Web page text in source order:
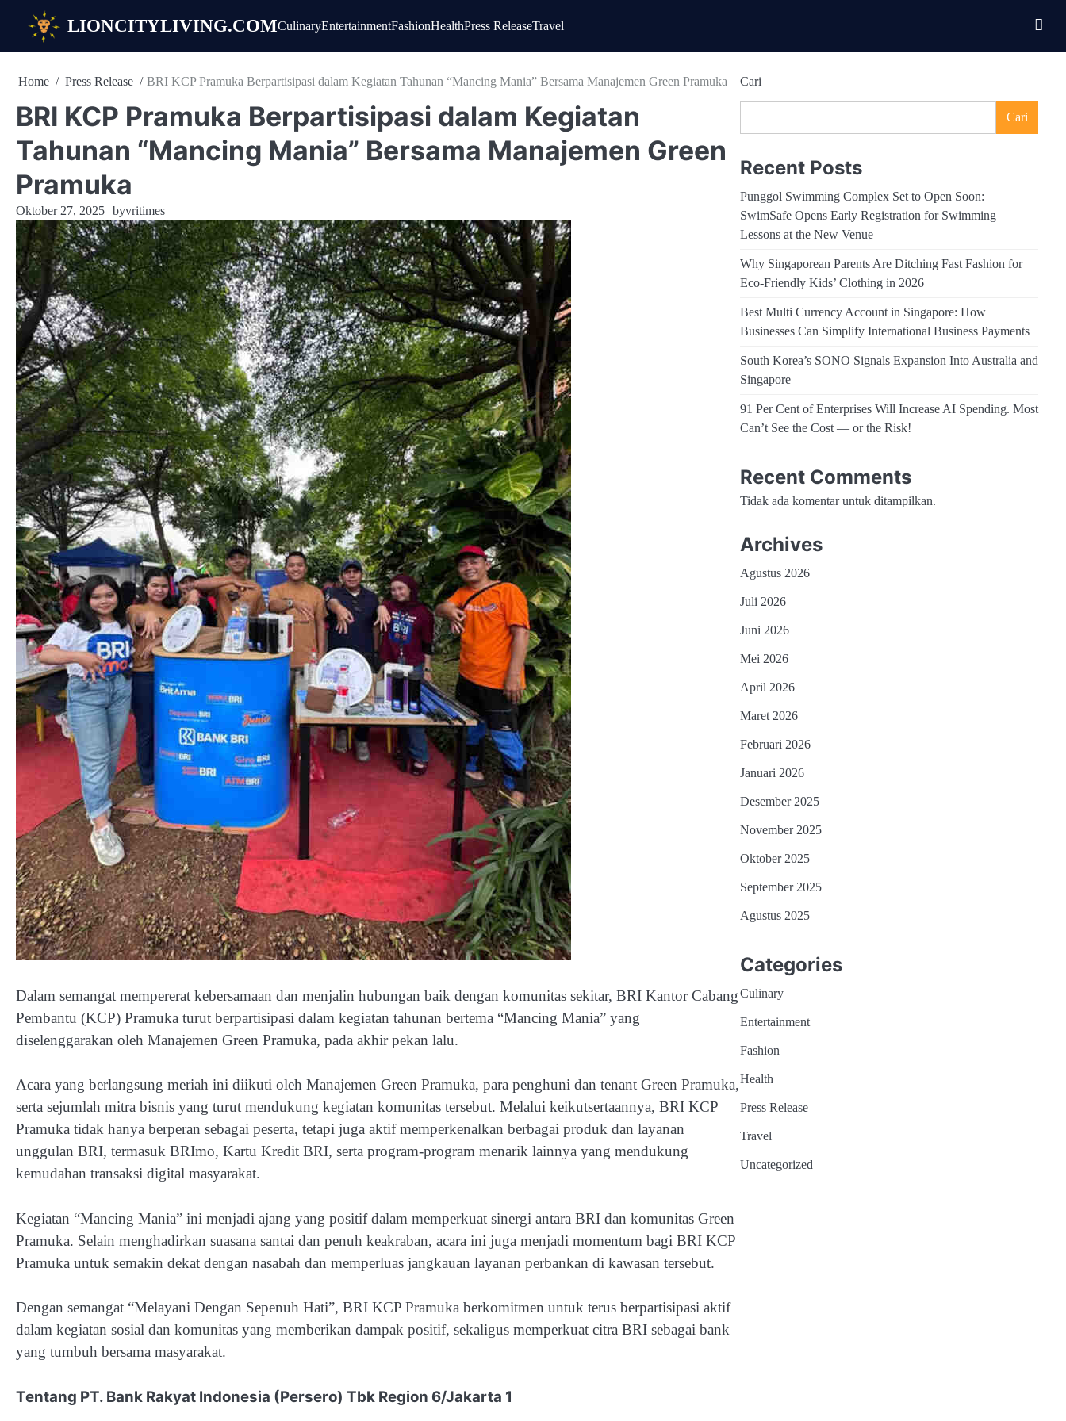
LIONCITYLIVING.COMCulinaryEntertainmentFashionHealthPress ReleaseTravel
Home Press Release BRI KCP Pramuka Berpartisipasi dalam Kegiatan Tahunan “Mancing Mania” Bersama Manajemen Green Pramuka
BRI KCP Pramuka Berpartisipasi dalam Kegiatan
Tahunan “Mancing Mania” Bersama Manajemen Green
Pramuka
Oktober 27, 2025 byvritimes
Dalam semangat mempererat kebersamaan dan menjalin hubungan baik dengan komunitas sekitar, BRI Kantor Cabang
Pembantu (KCP) Pramuka turut berpartisipasi dalam kegiatan tahunan bertema “Mancing Mania” yang
diselenggarakan oleh Manajemen Green Pramuka, pada akhir pekan lalu.
Acara yang berlangsung meriah ini diikuti oleh Manajemen Green Pramuka, para penghuni dan tenant Green Pramuka,
serta sejumlah mitra bisnis yang turut mendukung kegiatan komunitas tersebut. Melalui keikutsertaannya, BRI KCP
Pramuka tidak hanya berperan sebagai peserta, tetapi juga aktif memperkenalkan berbagai produk dan layanan
unggulan BRI, termasuk BRImo, Kartu Kredit BRI, serta program-program menarik lainnya yang mendukung
kemudahan transaksi digital masyarakat.
Kegiatan “Mancing Mania” ini menjadi ajang yang positif dalam memperkuat sinergi antara BRI dan komunitas Green
Pramuka. Selain menghadirkan suasana santai dan penuh keakraban, acara ini juga menjadi momentum bagi BRI KCP
Pramuka untuk semakin dekat dengan nasabah dan memperluas jangkauan layanan perbankan di kawasan tersebut.
Dengan semangat “Melayani Dengan Sepenuh Hati”, BRI KCP Pramuka berkomitmen untuk terus berpartisipasi aktif
dalam kegiatan sosial dan komunitas yang memberikan dampak positif, sekaligus memperkuat citra BRI sebagai bank
yang tumbuh bersama masyarakat.
Tentang PT. Bank Rakyat Indonesia (Persero) Tbk Region 6/Jakarta 1
Cari
Cari
Recent Posts
Punggol Swimming Complex Set to Open Soon:
SwimSafe Opens Early Registration for Swimming
Lessons at the New Venue
Why Singaporean Parents Are Ditching Fast Fashion for
Eco-Friendly Kids’ Clothing in 2026
Best Multi Currency Account in Singapore: How
Businesses Can Simplify International Business Payments
South Korea’s SONO Signals Expansion Into Australia and
Singapore
91 Per Cent of Enterprises Will Increase AI Spending. Most
Can’t See the Cost — or the Risk!
Recent Comments
Tidak ada komentar untuk ditampilkan.
Archives
Agustus 2026
Juli 2026
Juni 2026
Mei 2026
April 2026
Maret 2026
Februari 2026
Januari 2026
Desember 2025
November 2025
Oktober 2025
September 2025
Agustus 2025
Categories
Culinary
Entertainment
Fashion
Health
Press Release
Travel
Uncategorized